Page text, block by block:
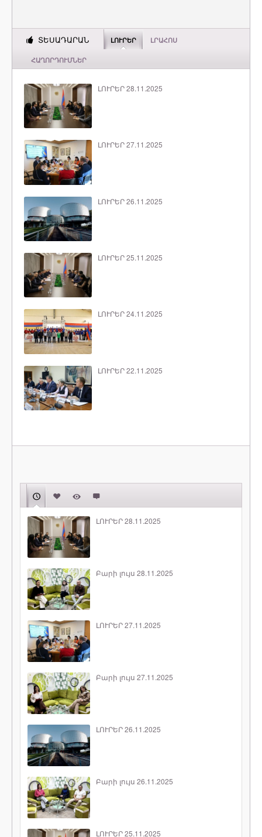
ՏԵՍԱԴԱՐԱՆ ԼՈՒՐԵՐ ԼՐԱՀՈՍ
ՀԱՂՈՐԴՈՒՄՆԵՐ
ԼՈՒՐԵՐ 28.11.2025
ԼՈՒՐԵՐ 27.11.2025
ԼՈՒՐԵՐ 26.11.2025
ԼՈՒՐԵՐ 25.11.2025
ԼՈՒՐԵՐ 24.11.2025
ԼՈՒՐԵՐ 22.11.2025
ԼՈՒՐԵՐ 28.11.2025
Բարի լույս 28.11.2025
ԼՈՒՐԵՐ 27.11.2025
Բարի լույս 27.11.2025
ԼՈՒՐԵՐ 26.11.2025
Բարի լույս 26.11.2025
ԼՈՒՐԵՐ 25.11.2025